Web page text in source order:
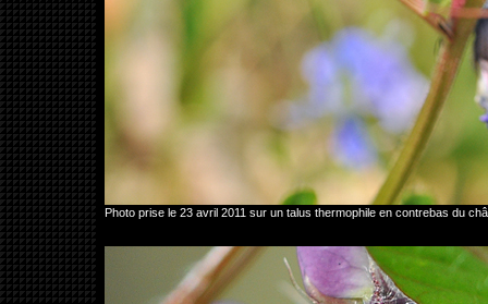
Photo prise le 23 avril 2011 sur un talus thermophile en contrebas du